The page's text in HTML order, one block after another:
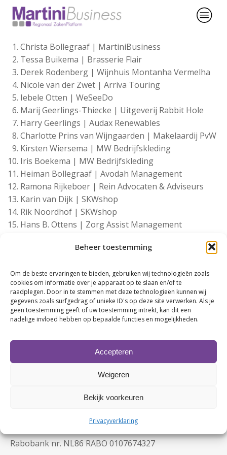
Beheer toestemming
Om de beste ervaringen te bieden, gebruiken wij technologieën zoals
cookies om informatie over je apparaat op te slaan en/of te
raadplegen. Door in te stemmen met deze technologieën kunnen wij
gegevens zoals surfgedrag of unieke ID's op deze site verwerken. Als je
geen toestemming geeft of uw toestemming intrekt, kan dit een
nadelige invloed hebben op bepaalde functies en mogelijkheden.
Accepteren
Weigeren
Bekijk voorkeuren
Privacyverklaring
Christa Bollegraaf | MartiniBusiness
Tessa Buikema | Brasserie Flair
Derek Rodenberg | Wijnhuis Montanha Vermelha
Nicole van der Zwet | Arriva Touring
Iebele Otten | WeSeeDo
Marij Geerlings-Thiecke | Uitgeverij Rabbit Hole
Harry Geerlings | Audax Renewables
Charlotte Prins van Wijngaarden | Makelaardij PvW
Kirsten Wiersema | MW Bedrijfskleding
Iris Boekema | MW Bedrijfskleding
Heiman Bollegraaf | Avodah Management
Ramona Rijkeboer | Rein Advocaten & Adviseurs
Karin van Dijk | SKWshop
Rik Noordhof | SKWshop
Hans B. Ottens | Zorg Assist Management
Rosa de Mooy | Grand Café Hotel Karsten
Erik Davids | Meceda
Nick Klein | De Jongens Doornbos
Sanne Hamersma | Media Shots
Rabobank nr. NL86 RABO 0107674327